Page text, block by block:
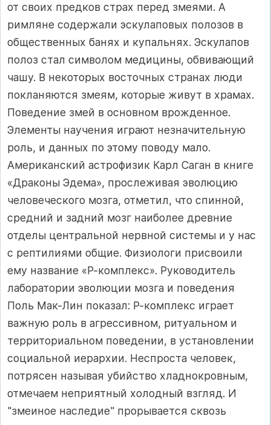
от своих предков страх перед змеями. А
римляне содержали эскулаповых полозов в
общественных банях и купальнях. Эскулапов
полоз стал символом медицины, обвивающий
чашу. В некоторых восточных странах люди
покланяются змеям, которые живут в храмах.
Поведение змей в основном врожденное.
Элементы научения играют незначительную
роль, и данных по этому поводу мало.
Американский астрофизик Карл Саган в книге
«Драконы Эдема», прослеживая эволюцию
человеческого мозга, отметил, что спинной,
средний и задний мозг наиболее древние
отделы центральной нервной системы и у нас
с рептилиями общие. Физиологи присвоили
ему название «Р-комплекс». Руководитель
лаборатории эволюции мозга и поведения
Поль Мак-Лин показал: Р-комплекс играет
важную роль в агрессивном, ритуальном и
территориальном поведении, в установлении
социальной иерархии. Неспроста человек,
потрясен называя убийство хладнокровным,
отмечаем неприятный холодный взгляд. И
"змеиное наследие" прорывается сквозь